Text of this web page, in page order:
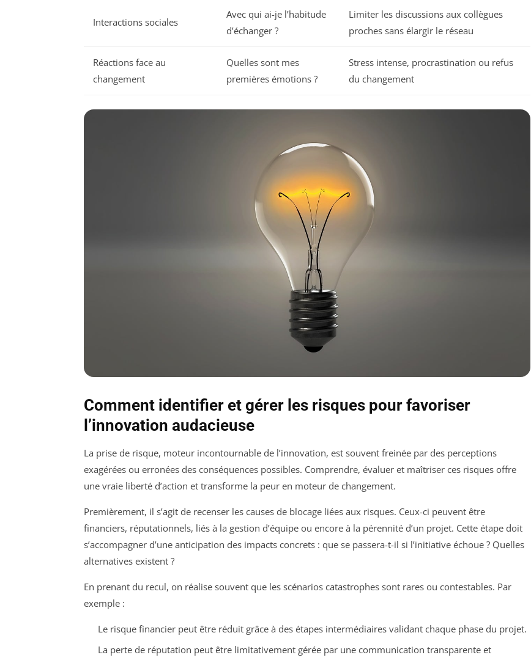
Interactions sociales
Avec qui ai-je l’habitude
d’échanger ?
Limiter les discussions aux collègues
proches sans élargir le réseau
Réactions face au
changement
Quelles sont mes
premières émotions ?
Stress intense, procrastination ou refus
du changement
Comment identifier et gérer les risques pour favoriser
l’innovation audacieuse
La prise de risque, moteur incontournable de l’innovation, est souvent freinée par des perceptions
exagérées ou erronées des conséquences possibles. Comprendre, évaluer et maîtriser ces risques offre
une vraie liberté d’action et transforme la peur en moteur de changement.
Premièrement, il s’agit de recenser les causes de blocage liées aux risques. Ceux-ci peuvent être
financiers, réputationnels, liés à la gestion d’équipe ou encore à la pérennité d’un projet. Cette étape doit
s’accompagner d’une anticipation des impacts concrets : que se passera-t-il si l’initiative échoue ? Quelles
alternatives existent ?
En prenant du recul, on réalise souvent que les scénarios catastrophes sont rares ou contestables. Par
exemple :
Le risque financier peut être réduit grâce à des étapes intermédiaires validant chaque phase du projet.
La perte de réputation peut être limitativement gérée par une communication transparente et